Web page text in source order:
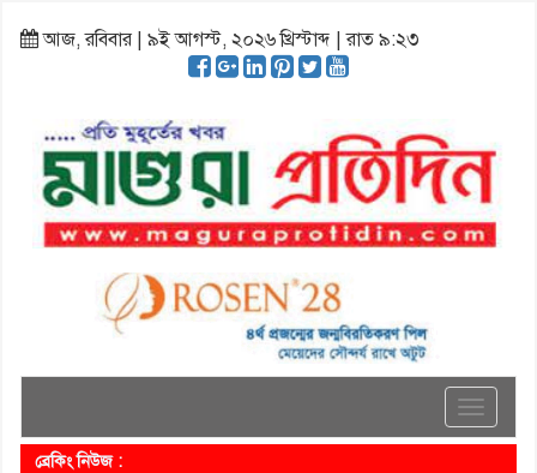
আজ, রবিবার | ৯ই আগস্ট, ২০২৬ খ্রিস্টাব্দ | রাত ৯:২৩
Toggle
ব্রেকিং নিউজ :